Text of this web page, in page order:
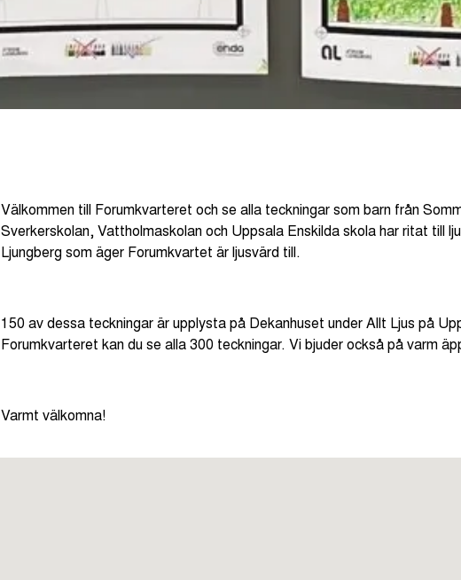
Välkommen till Forumkvarteret och se alla teckningar som barn från
Sverkerskolan, Vattholmaskolan och Uppsala Enskilda skola har ritat till
Ljungberg som äger Forumkvartet är ljusvärd till.
150 av dessa teckningar är upplysta på Dekanhuset under Allt Ljus på
Forumkvarteret kan du se alla 300 teckningar. Vi bjuder också på varm
Varmt välkomna!